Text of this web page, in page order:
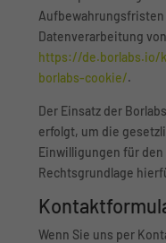
Datenverarbeitung
https://de.borlabs.io/
borlabs-cookie/.
Der Einsatz der
erfolgt, um die
Einwilligungen für
Rechtsgrundlage
Wenn Sie uns per